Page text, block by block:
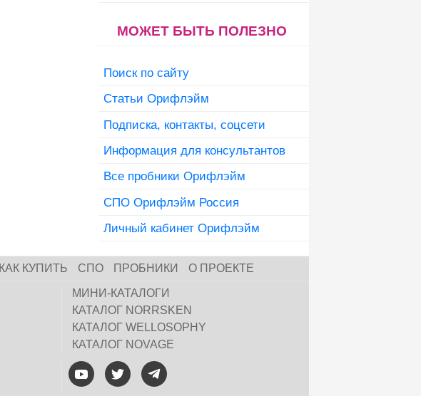
МОЖЕТ БЫТЬ ПОЛЕЗНО
Поиск по сайту
Статьи Орифлэйм
Подписка, контакты, соцсети
Информация для консультантов
Все пробники Орифлэйм
СПО Орифлэйм Россия
Личный кабинет Орифлэйм
КАК КУПИТЬ СПО ПРОБНИКИ О ПРОЕКТЕ
МИНИ-КАТАЛОГИ
КАТАЛОГ NORRSKEN
КАТАЛОГ WELLOSOPHY
КАТАЛОГ NOVAGE